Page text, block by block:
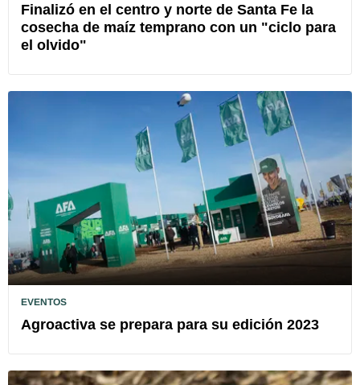
Finalizó en el centro y norte de Santa Fe la
cosecha de maíz temprano con un "ciclo para
el olvido"
EVENTOS
Agroactiva se prepara para su edición 2023